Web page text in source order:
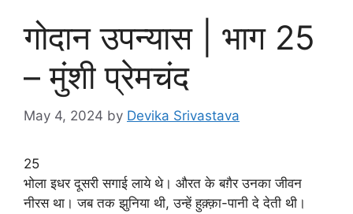
गोदान उपन्यास | भाग 25
– मुंशी प्रेमचंद
May 4, 2024 by Devika Srivastava
25
भोला इधर दूसरी सगाई लाये थे। औरत के बग़ैर उनका जीवन
नीरस था। जब तक झुनिया थी, उन्हें हुक़्क़ा-पानी दे देती थी।